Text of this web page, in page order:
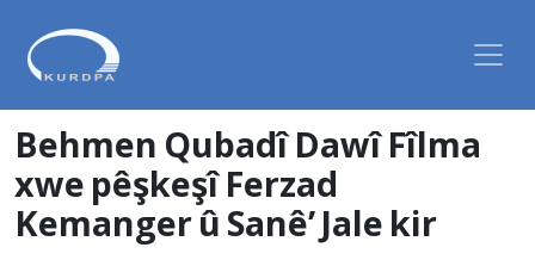
Behmen Qubadî Dawî Fîlma
xwe pêşkeşî Ferzad
Kemanger û Sanê’ Jale kir